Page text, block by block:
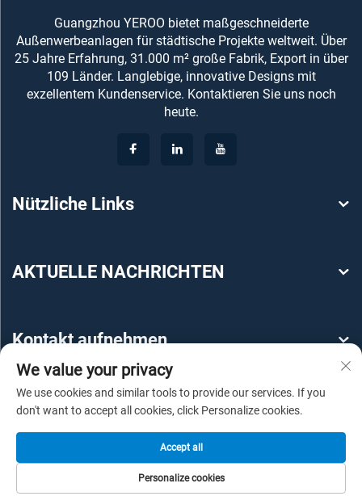
Guangzhou YEROO bietet maßgeschneiderte
Außenwerbeanlagen für städtische Projekte weltweit. Über
25 Jahre Erfahrung, 31.000 m² große Fabrik, Export in über
109 Länder. Langlebige, innovative Designs mit
exzellentem Kundenservice. Kontaktieren Sie uns noch
heute.
Nützliche Links
AKTUELLE NACHRICHTEN
Kontakt aufnehmen
Copyright © 2025 by Guangzhou YEROO Steel Structure
Engineering Co., Ltd -Datenschutzrichtlinie
We value your privacy
We use cookies and similar tools to provide our services. If you
don't want to accept all cookies, click Personalize cookies.
Personalize cookies
Accept all